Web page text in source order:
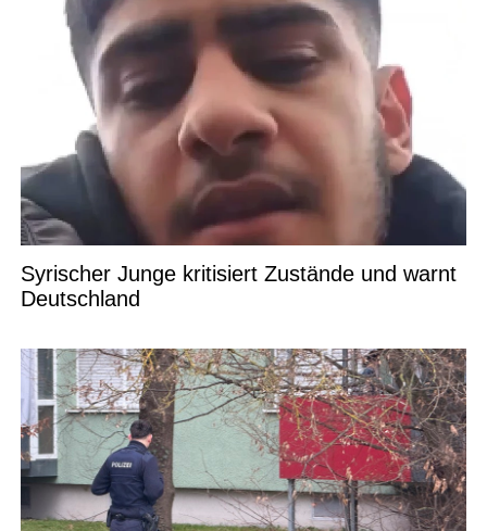
Syrischer Junge kritisiert Zustände und warnt
Deutschland